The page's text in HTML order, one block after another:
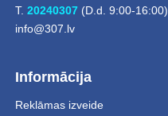
T. 20240307(D.d. 9:00-16:00)
info@307.lv
Informācija
Reklāmas izveide